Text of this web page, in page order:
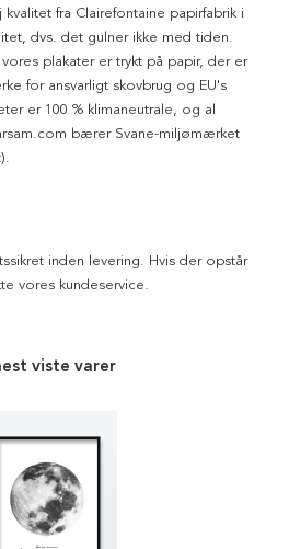
fra Clairefontaine papirfabrik i
dvs. det gulner ikke med tiden.
plakater er trykt på papir, der er
for ansvarligt skovbrug og EU's
er 100 % klimaneutrale, og al
bærer Svane-miljømærket
inden levering. Hvis der opstår
vores kundeservice.
viste varer